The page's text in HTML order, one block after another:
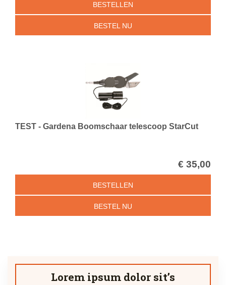
BESTELLEN
BESTEL NU
TEST - Gardena Boomschaar telescoop StarCut
€ 35,00
BESTELLEN
BESTEL NU
Lorem ipsum dolor sit’s